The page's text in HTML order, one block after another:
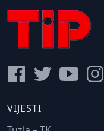
VIJESTI